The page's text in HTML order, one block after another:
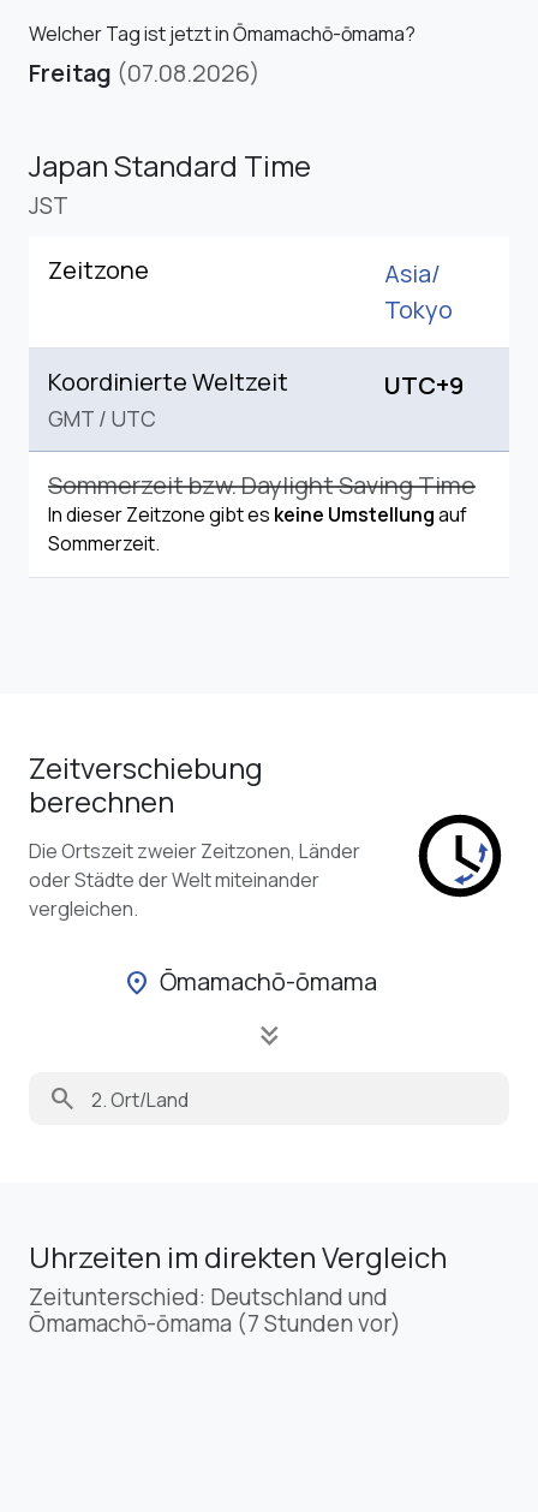
Welcher Tag ist jetzt in Ōmamachō-ōmama?
Freitag (07.08.2026)
Japan Standard Time
JST
Zeitzone
Asia/
Tokyo
Koordinierte Weltzeit
GMT / UTC
UTC+9
Sommerzeit bzw. Daylight Saving Time
In dieser Zeitzone gibt es keine Umstellungauf
Sommerzeit.
Zeitverschiebung
berechnen
Die Ortszeit zweier Zeitzonen, Länder
oder Städte der Welt miteinander
vergleichen.
location_on Ōmamachō-ōmama
keyboard_double_arrow_down
search
Uhrzeiten im direkten Vergleich
Zeitunterschied: Deutschland und
Ōmamachō-ōmama (7 Stunden vor)